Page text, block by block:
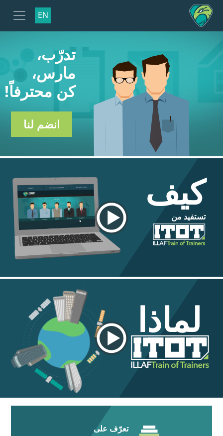
EN
انضم لنا
تدرّب،
مارس،
كن محترفاً!
كيف
تستفيد من
لماذا
تعرّف على